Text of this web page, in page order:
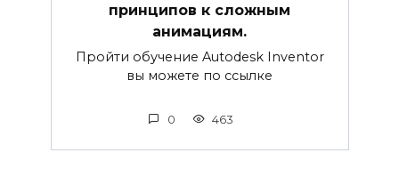
принципов к сложным
анимациям.
Пройти обучение Autodesk Inventor
вы можете по ссылке
0 463